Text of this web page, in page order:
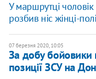
У маршрутці
розбив ніс жінці-
07 березня 2020, 10:05
За добу бойовики
позиції ЗСУ на